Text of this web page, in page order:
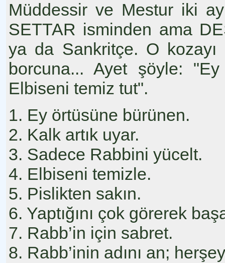
Müddessir ve Mestur iki
SETTAR isminden ama
ya da Sankritçe. O kozayı
borcuna... Ayet şöyle:
Elbiseni temiz tut".
1. Ey örtüsüne bürünen.
2. Kalk artık uyar.
3. Sadece Rabbini yücelt.
4. Elbiseni temizle.
5. Pislikten sakın.
6. Yaptığını çok görerek
7. Rabb’in için sabret.
8. Rabb’inin adını an;